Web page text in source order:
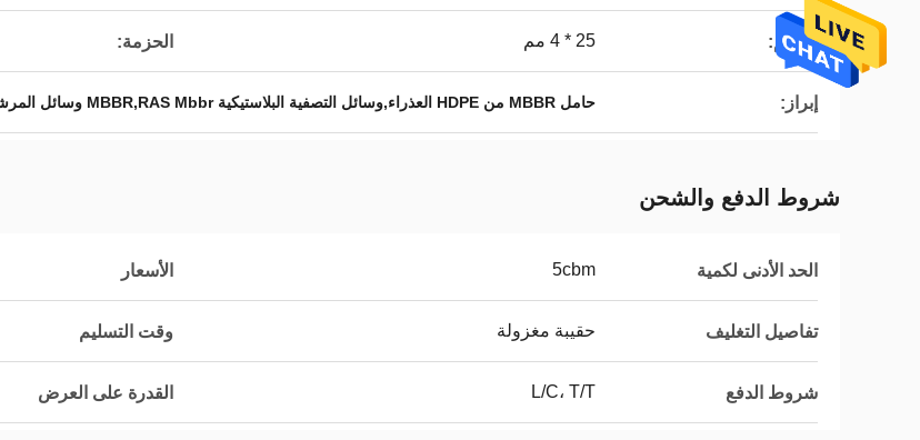
الحجم: 25 * 4 مم الحزمة:
إبراز: حامل MBBR من HDPE العذراء,وسائل التصفية البلاستيكية MBBR,RAS Mbbr وسائل المرشح الحيوي
شروط الدفع والشحن
الحد الأدنى لكمية 5cbm الأسعار
تفاصيل التغليف حقيبة مغزولة وقت التسليم
شروط الدفع L/C، T/T القدرة على العرض